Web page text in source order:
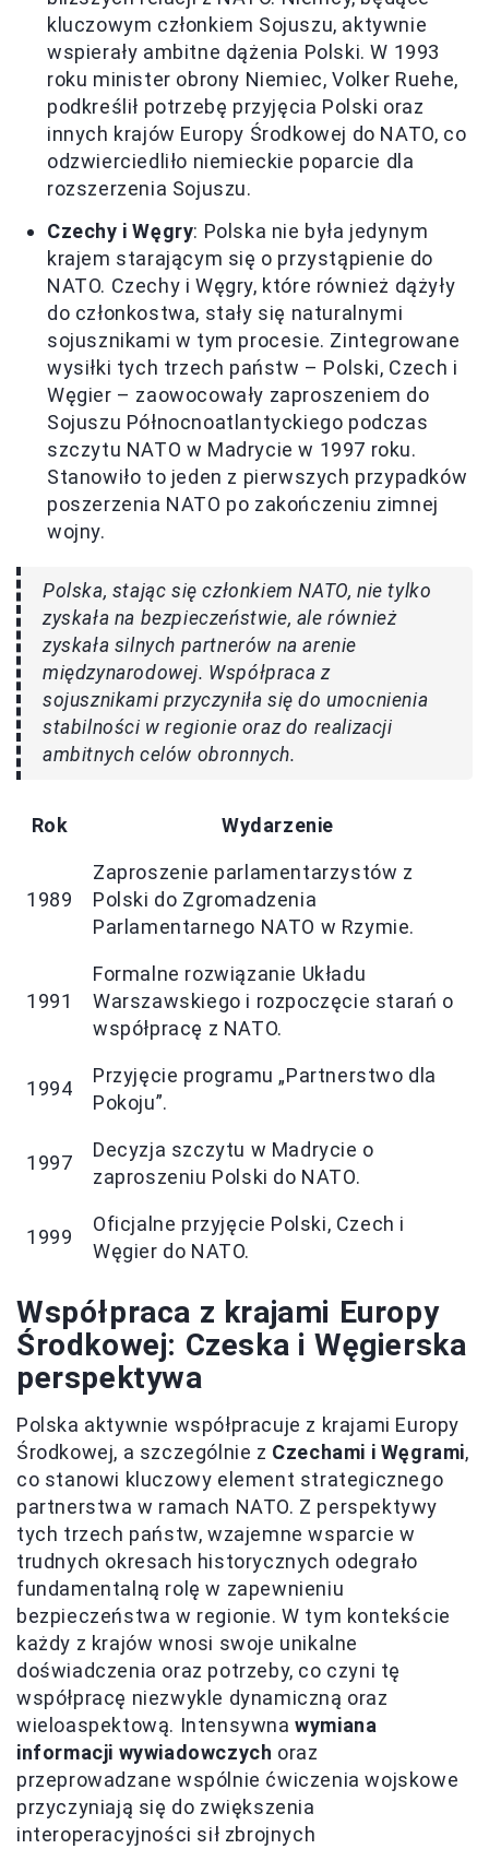
kluczowym członkiem Sojuszu, aktywnie
wspierały ambitne dążenia Polski. W 1993
roku minister obrony Niemiec, Volker Ruehe,
podkreślił potrzebę przyjęcia Polski oraz
innych krajów Europy Środkowej do NATO, co
odzwierciedliło niemieckie poparcie dla
rozszerzenia Sojuszu.
Czechy i Węgry: Polska nie była jedynym
krajem starającym się o przystąpienie do
NATO. Czechy i Węgry, które również dążyły
do członkostwa, stały się naturalnymi
sojusznikami w tym procesie. Zintegrowane
wysiłki tych trzech państw – Polski, Czech i
Węgier – zaowocowały zaproszeniem do
Sojuszu Północnoatlantyckiego podczas
szczytu NATO w Madrycie w 1997 roku.
Stanowiło to jeden z pierwszych przypadków
poszerzenia NATO po zakończeniu zimnej
wojny.
Polska, stając się członkiem NATO, nie tylko
zyskała na bezpieczeństwie, ale również
zyskała silnych partnerów na arenie
międzynarodowej. Współpraca z
sojusznikami przyczyniła się do umocnienia
stabilności w regionie oraz do realizacji
ambitnych celów obronnych.
Rok Wydarzenie
1989
Zaproszenie parlamentarzystów z
Polski do Zgromadzenia
Parlamentarnego NATO w Rzymie.
1991
Formalne rozwiązanie Układu
Warszawskiego i rozpoczęcie starań o
współpracę z NATO.
1994
Przyjęcie programu „Partnerstwo dla
Pokoju”.
1997
Decyzja szczytu w Madrycie o
zaproszeniu Polski do NATO.
1999
Oficjalne przyjęcie Polski, Czech i
Węgier do NATO.
Współpraca z krajami Europy
Środkowej: Czeska i Węgierska
perspektywa
Polska aktywnie współpracuje z krajami Europy
Środkowej, a szczególnie z Czechami i Węgrami,
co stanowi kluczowy element strategicznego
partnerstwa w ramach NATO. Z perspektywy
tych trzech państw, wzajemne wsparcie w
trudnych okresach historycznych odegrało
fundamentalną rolę w zapewnieniu
bezpieczeństwa w regionie. W tym kontekście
każdy z krajów wnosi swoje unikalne
doświadczenia oraz potrzeby, co czyni tę
współpracę niezwykle dynamiczną oraz
wieloaspektową. Intensywnawymiana
informacji wywiadowczych oraz
przeprowadzane wspólnie ćwiczenia wojskowe
przyczyniają się do zwiększenia
interoperacyjności sił zbrojnych